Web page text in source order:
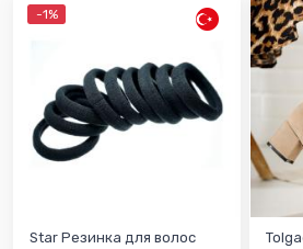
-1%
Star Резинка для волос